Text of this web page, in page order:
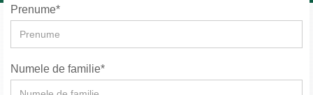
Prenume*
Numele de familie*